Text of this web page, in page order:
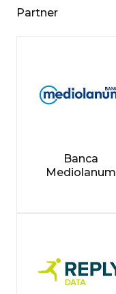
Partner
Banca
Mediolanum